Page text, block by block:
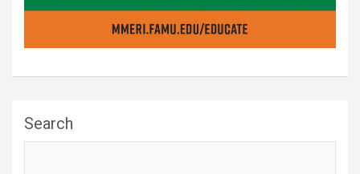
Search